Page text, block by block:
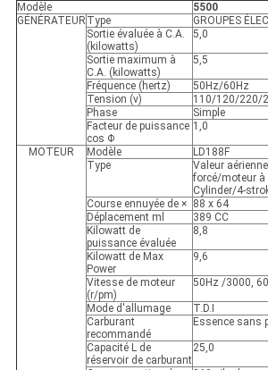
Modèle
5500
GÉNÉRATEUR Type
GROUPES
Sortie évaluée à C.A.
(kilowatts)
5,0
Sortie maximum à
C.A. (kilowatts)
5,5
Fréquence (hertz)
50Hz/60Hz
Tension (v)
110/120/220/
Phase
Simple
Facteur de puissance
cos Φ
1,0
MOTEUR Modèle
LD188F
Type
Valeur
forcé/moteur à
Cylinder/4-
Course ennuyée de × 88 x 64
Déplacement ml
389 CC
Kilowatt de
puissance évaluée
8,8
Kilowatt de Max
Power
9,6
Vitesse de moteur
(r/pm)
50Hz /3000,
Mode d'allumage
T.D.I
Carburant
recommandé
Essence sans
Capacité L de
réservoir de carburant
25,0